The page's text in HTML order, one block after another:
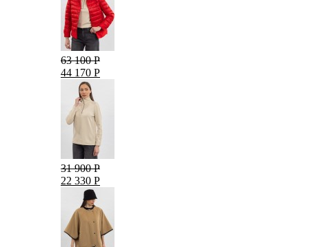
63 100 Р
44 170 Р
31 900 Р
22 330 Р